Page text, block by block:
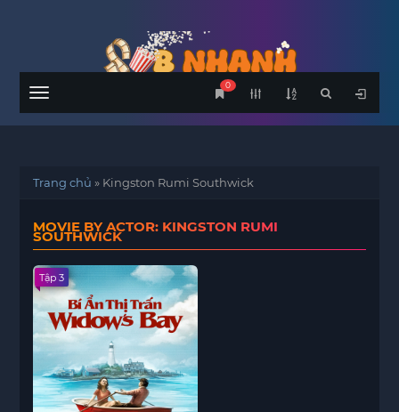
Menu
0
Trang chủ » Kingston Rumi Southwick
MOVIE BY ACTOR: KINGSTON RUMI
SOUTHWICK
Tập 3